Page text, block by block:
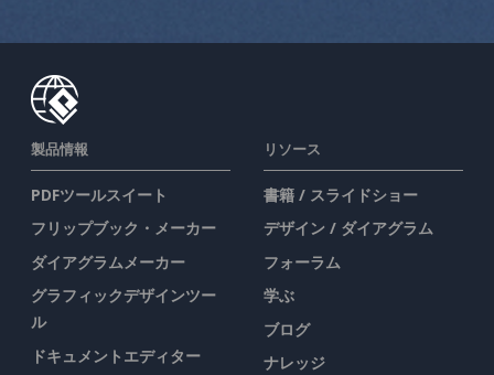
製品情報
PDFツールスイート
フリップブック・メーカー
ダイアグラムメーカー
グラフィックデザインツー
ル
ドキュメントエディター
リソース
書籍 / スライドショー
デザイン / ダイアグラム
フォーラム
学ぶ
ブログ
ナレッジ